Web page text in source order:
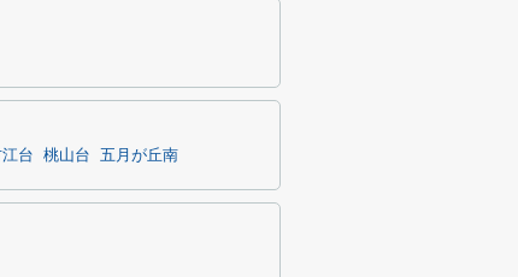
台 桃山台 五月が丘南